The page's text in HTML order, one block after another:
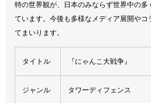
特の世界観が、日本のみならず世界中の
ています。今後も多様なメディア展開や
てまいります。
タイトル 『にゃんこ大戦争』
ジャンル タワーディフェンス